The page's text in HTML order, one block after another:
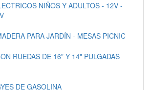
NIÑOS Y ADULTOS - 12V -
PARA JARDÍN - MESAS PICNIC
RUEDAS DE 16" Y 14" PULGADAS
DE GASOLINA